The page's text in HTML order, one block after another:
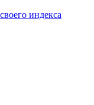
индекса